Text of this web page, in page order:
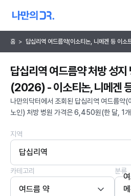
홈 > 답십리역 여드름약(이소티논, 니메겐 등 이소
답십리역 여드름약 처방 성
(2026) - 이소티논, 니메겐
나만의닥터에서 조회된 답십리역 여드름약(
노인) 처방 병원 가격은 6,450원(한 달, 1
지역
답십리역
카테고리
여드름 약
분류